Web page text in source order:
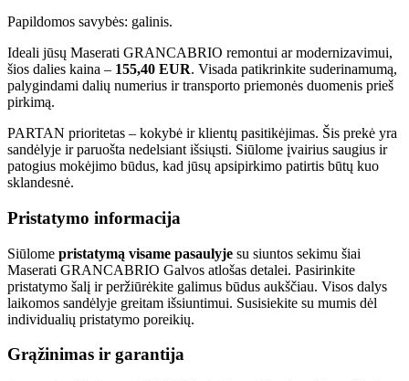
Papildomos savybės: galinis.
Ideali jūsų Maserati GRANCABRIO remontui ar modernizavimui,
šios dalies kaina – 155,40 EUR. Visada patikrinkite suderinamumą,
palygindami dalių numerius ir transporto priemonės duomenis prieš
pirkimą.
PARTAN prioritetas – kokybė ir klientų pasitikėjimas. Šis prekė yra
sandėlyje ir paruošta nedelsiant išsiųsti. Siūlome įvairius saugius ir
patogius mokėjimo būdus, kad jūsų apsipirkimo patirtis būtų kuo
sklandesnė.
Pristatymo informacija
Siūlome pristatymą visame pasaulyje su siuntos sekimu šiai
Maserati GRANCABRIO Galvos atlošas detalei. Pasirinkite
pristatymo šalį ir peržiūrėkite galimus būdus aukščiau. Visos dalys
laikomos sandėlyje greitam išsiuntimui. Susisiekite su mumis dėl
individualių pristatymo poreikių.
Grąžinimas ir garantija